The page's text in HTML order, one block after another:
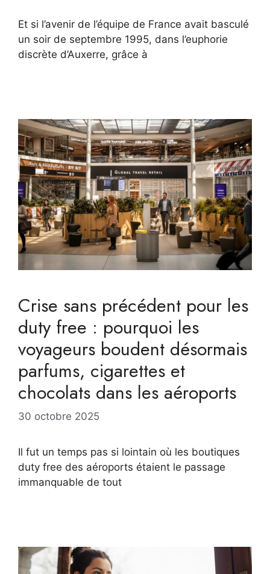
Et si l’avenir de l’équipe de France avait basculé
un soir de septembre 1995, dans l’euphorie
discrète d’Auxerre, grâce à
Crise sans précédent pour les
duty free : pourquoi les
voyageurs boudent désormais
parfums, cigarettes et
chocolats dans les aéroports
30 octobre 2025
Il fut un temps pas si lointain où les boutiques
duty free des aéroports étaient le passage
immanquable de tout